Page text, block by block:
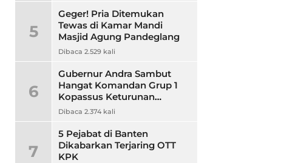
5
Geger! Pria Ditemukan
Tewas di Kamar Mandi
Masjid Agung Pandeglang
Dibaca 2.529 kali
6
Gubernur Andra Sambut
Hangat Komandan Grup 1
Kopassus Keturunan
Pandeglang, Jalin Sinergitas
Dibaca 2.374 kali
7
5 Pejabat di Banten
Dikabarkan Terjaring OTT
KPK